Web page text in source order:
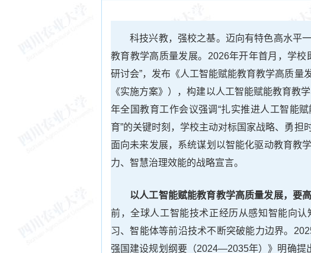
科技兴教，强校之基。迈向有特色高水平
教育教学高质量发展。2026年开年首月，学
研讨会”，发布《人工智能赋能教育教学高质量
《实施方案》），构建以人工智能赋能教育教
年全国教育工作会议强调“扎实推进人工智能
育”的关键时刻，学校主动对标国家战略、勇担
面向未来发展，系统谋划以智能化驱动教育教
力、智慧治理效能的战略宣言。
以人工智能赋能教育教学高质量发展，要
前，全球人工智能技术正经历从感知智能向
习、智能体等前沿技术不断突破能力边界。
强国建设规划纲要（2024—2035年）》明确提